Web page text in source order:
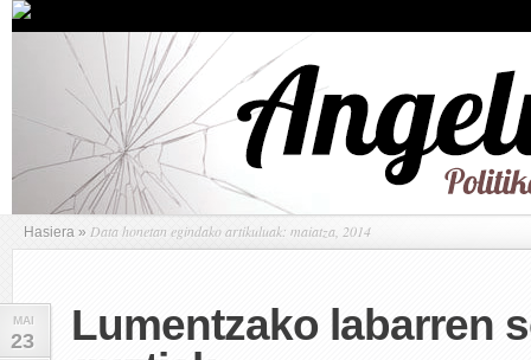
Hasiera » Data honetan egindako artikuluak: maiatza, 2014
MAI
23
Lumentzako labarren